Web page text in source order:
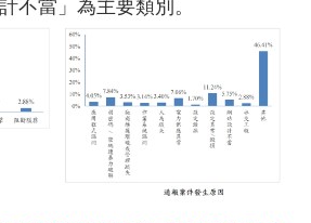
不當」為主要類別。